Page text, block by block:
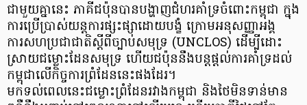
ជាមួយគ្នានេះ ភាគីជប៉ុនបានបង្ហាញជំហរគាំទ្រចំពោះកម្ពុជា ក្នុង
ការប្រើប្រាស់យន្តការផ្សះផ្សាដោយបង្ខំ ក្រោមអនុសញ្ញាអង្គ
ការសហប្រជាជាតិស្តីពីច្បាប់សមុទ្រ (UNCLOS) ដើម្បីដោះ
ស្រាយជម្លោះដែនសមុទ្រ ហើយជប៉ុននឹងបន្តផ្តល់ការគាំទ្រដល់
កម្ពុជាលើកិច្ចការព្រំដែននេះផងដែរ។
មកទល់ពេលនេះជម្លោះព្រំដែនរវាងកម្ពុជា និងថៃមិនទាន់មាន